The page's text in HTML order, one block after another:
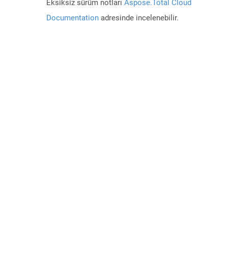
Eksiksiz sürüm notları Aspose.Total Cloud
Documentation adresinde incelenebilir.